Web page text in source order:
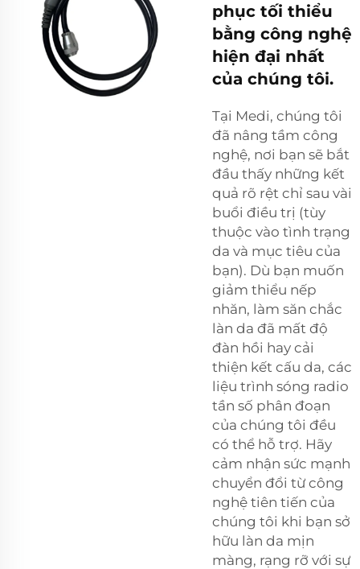
phục tối thiểu
bằng công nghệ
hiện đại nhất
của chúng tôi.
Tại Medi, chúng tôi
đã nâng tầm công
nghệ, nơi bạn sẽ bắt
đầu thấy những kết
quả rõ rệt chỉ sau vài
buổi điều trị (tùy
thuộc vào tình trạng
da và mục tiêu của
bạn). Dù bạn muốn
giảm thiểu nếp
nhăn, làm săn chắc
làn da đã mất độ
đàn hồi hay cải
thiện kết cấu da, các
liệu trình sóng radio
tần số phân đoạn
của chúng tôi đều
có thể hỗ trợ. Hãy
cảm nhận sức mạnh
chuyển đổi từ công
nghệ tiên tiến của
chúng tôi khi bạn sở
hữu làn da mịn
màng, rạng rỡ với sự